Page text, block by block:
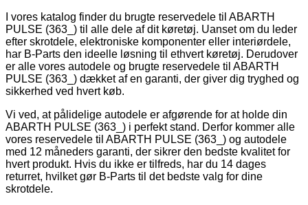
I vores katalog finder du brugte reservedele til ABARTH
PULSE (363_) til alle dele af dit køretøj. Uanset om du leder
efter skrotdele, elektroniske komponenter eller interiørdele,
har B-Parts den ideelle løsning til ethvert køretøj. Derudover
er alle vores autodele og brugte reservedele til ABARTH
PULSE (363_) dækket af en garanti, der giver dig tryghed og
sikkerhed ved hvert køb.
Vi ved, at pålidelige autodele er afgørende for at holde din
ABARTH PULSE (363_) i perfekt stand. Derfor kommer alle
vores reservedele til ABARTH PULSE (363_) og autodele
med 12 måneders garanti, der sikrer den bedste kvalitet for
hvert produkt. Hvis du ikke er tilfreds, har du 14 dages
returret, hvilket gør B-Parts til det bedste valg for dine
skrotdele.